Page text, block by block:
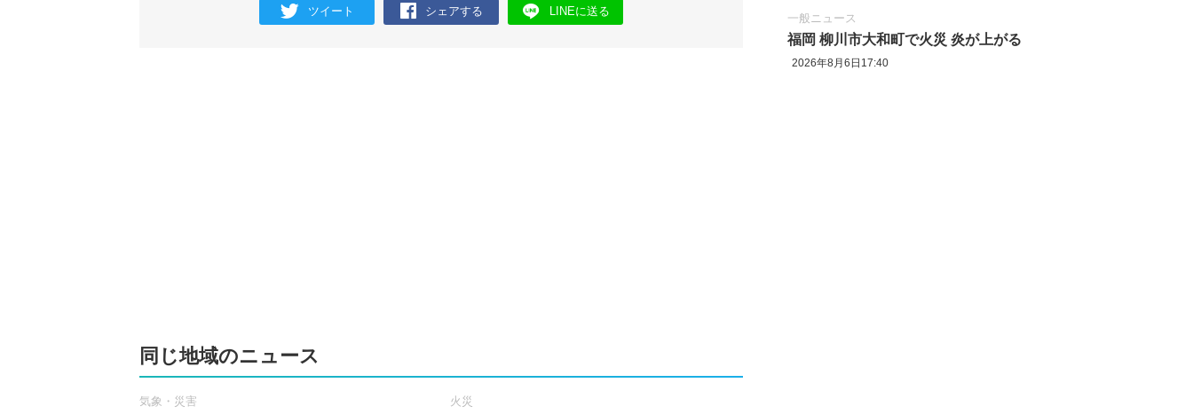
ツイート シェアする LINEに送る
同じ地域のニュース
気象・災害 火災
一般ニュース
福岡 柳川市大和町で火災 炎が上がる
2026年8月6日17:40